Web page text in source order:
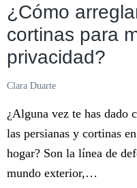
¿Cómo
cortinas para
privacidad?
Clara Duarte
¿Alguna vez te has dado
las persianas y cortinas
hogar? Son la línea de
mundo exterior,…